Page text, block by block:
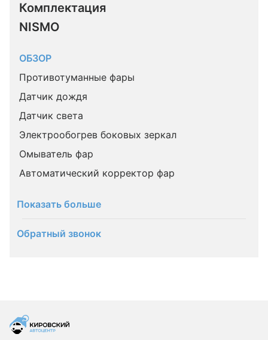
Комплектация
NISMO
ОБЗОР
Противотуманные фары
Датчик дождя
Датчик света
Электрообогрев боковых зеркал
Омыватель фар
Автоматический корректор фар
Показать больше
Обратный звонок